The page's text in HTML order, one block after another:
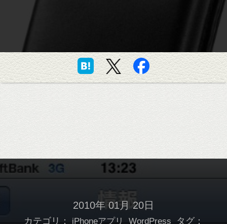
2010年 01月 20日
カテゴリ： iPhoneアプリ WordPress
タグ：